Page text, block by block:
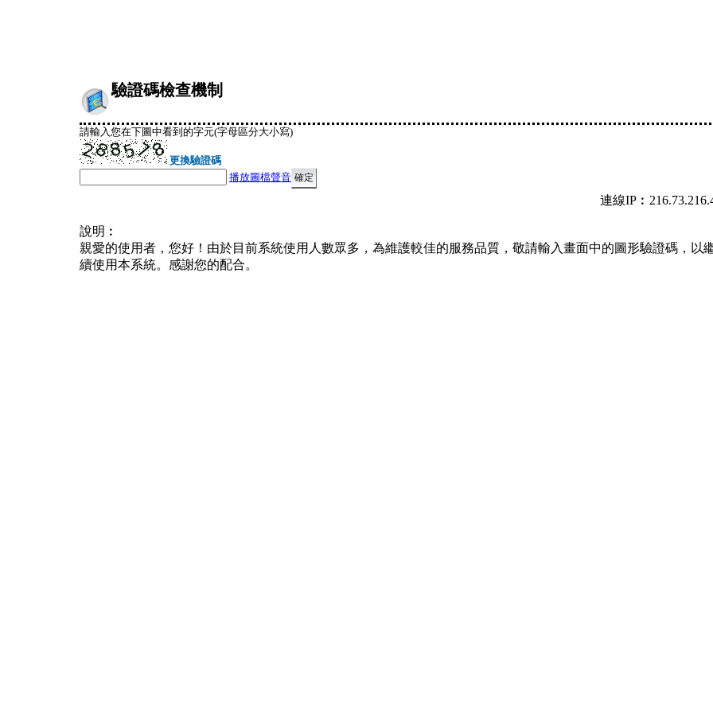
驗證碼檢查機制
請輸入您在下圖中看到的字元(字母區分大小寫)
更換驗證碼
播放圖檔聲音
連線
說明︰
親愛的使用者，您好！由於目前系統使用人數眾多，為維護較佳的服務品質，敬請輸入畫面中的圖形驗證碼，以
續使用本系統。感謝您的配合。